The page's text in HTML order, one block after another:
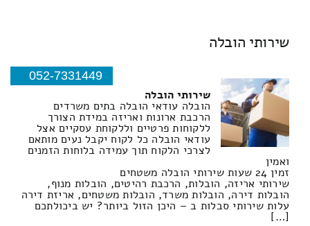
שירותי הובלה
052-7331449
שירותי הובלה
הובלה עודאי הובלה בתים משרדים
הרכבת ארונות ואריזה במידת הצורך
ללקוחות פרטיים וללקוחת עסקיים אצל
עודאי הובלה כל לקוח יקבל נעים מותאם
לצרכי הלקוח תוך עמידה בלוחות הזמנים
ואמין
זמין 24 שעות שירותי הובלה משטחים
שירותי אריזה, הובלות, הרכבת רהיטים, הובלות מנוף,
הובלות דירה, הובלות משרד, הובלות משטחים, אריזת דירה
עלות שירותי סבלות ב – היכן הזול ביותר? יש ביכולתכם
[…]